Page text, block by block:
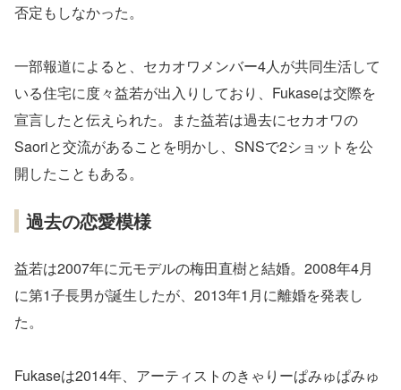
否定もしなかった。
一部報道によると、セカオワメンバー4人が共同生活して
いる住宅に度々益若が出入りしており、Fukaseは交際を
宣言したと伝えられた。また益若は過去にセカオワの
Saoriと交流があることを明かし、SNSで2ショットを公
開したこともある。
過去の恋愛模様
益若は2007年に元モデルの梅田直樹と結婚。2008年4月
に第1子長男が誕生したが、2013年1月に離婚を発表し
た。
Fukaseは2014年、アーティストのきゃりーぱみゅぱみゅ